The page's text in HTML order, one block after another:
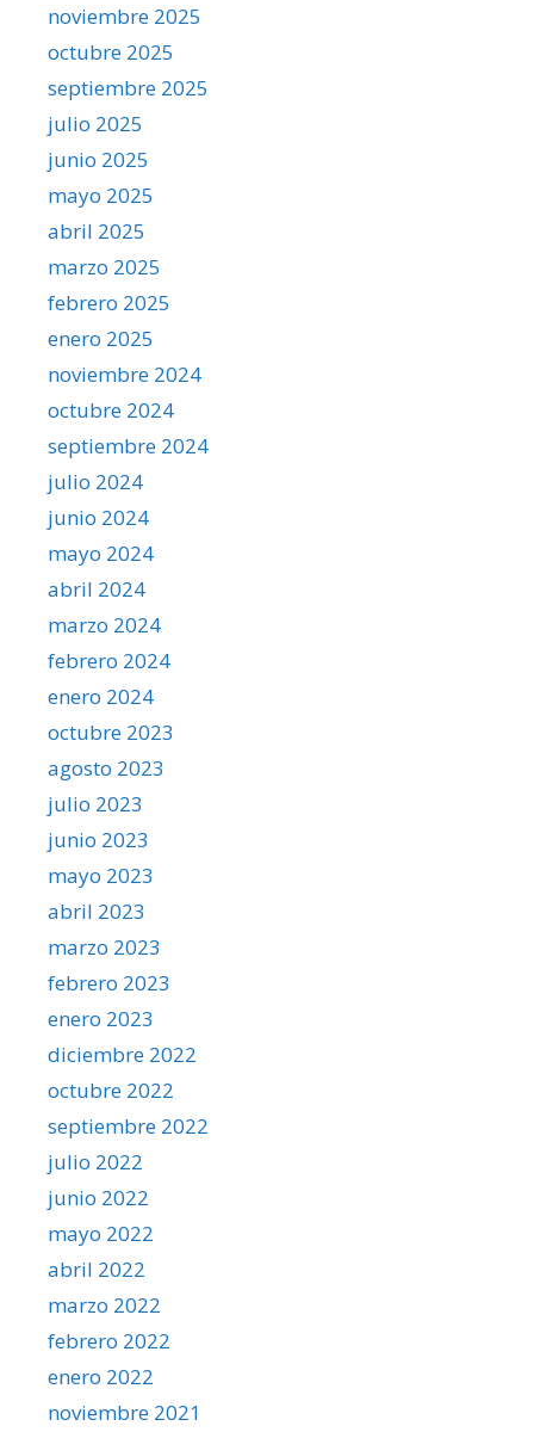
noviembre 2025
octubre 2025
septiembre 2025
julio 2025
junio 2025
mayo 2025
abril 2025
marzo 2025
febrero 2025
enero 2025
noviembre 2024
octubre 2024
septiembre 2024
julio 2024
junio 2024
mayo 2024
abril 2024
marzo 2024
febrero 2024
enero 2024
octubre 2023
agosto 2023
julio 2023
junio 2023
mayo 2023
abril 2023
marzo 2023
febrero 2023
enero 2023
diciembre 2022
octubre 2022
septiembre 2022
julio 2022
junio 2022
mayo 2022
abril 2022
marzo 2022
febrero 2022
enero 2022
noviembre 2021